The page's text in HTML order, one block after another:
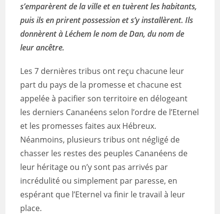
s’emparèrent de la ville et en tuèrent les habitants,
puis ils en prirent possession et s’y installèrent. Ils
donnèrent à Léchem le nom de Dan, du nom de
leur ancêtre.
Les 7 dernières tribus ont reçu chacune leur
part du pays de la promesse et chacune est
appelée à pacifier son territoire en délogeant
les derniers Cananéens selon l’ordre de l’Eternel
et les promesses faites aux Hébreux.
Néanmoins, plusieurs tribus ont négligé de
chasser les restes des peuples Cananéens de
leur héritage ou n’y sont pas arrivés par
incrédulité ou simplement par paresse, en
espérant que l’Eternel va finir le travail à leur
place.